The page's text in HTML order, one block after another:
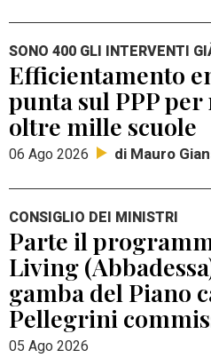
SONO 400 GLI INTERVENTI
Efficientamento
punta sul PPP
oltre mille scuole
06 Ago 2026 di Mauro
CONSIGLIO DEI MINISTRI
Parte il
Living
gamba del Piano
Pellegrini
05 Ago 2026